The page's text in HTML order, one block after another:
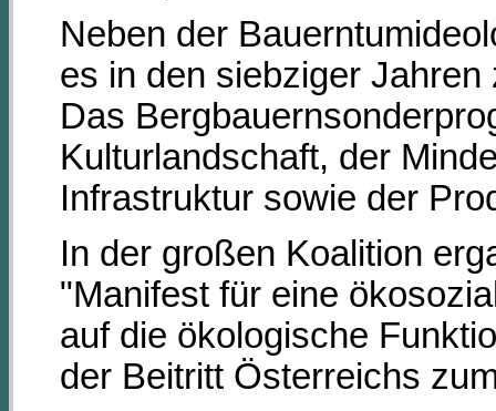
Neben der
es in den siebziger
Das
Kulturlandschaft, der
Infrastruktur sowie der
In der großen Koalition
"Manifest für eine
auf die ökologische
der Beitritt Österreichs